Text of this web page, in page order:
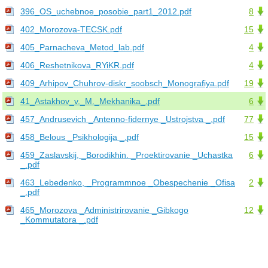
8
396_OS_uchebnoe_posobie_part1_2012.pdf
15
402_Morozova-TECSK.pdf
4
405_Parnacheva_Metod_lab.pdf
4
406_Reshetnikova_RYiKR.pdf
19
409_Arhipov_Chuhrov-diskr_soobsch_Monografiya.pdf
6
41_Astakhov_v._M._Mekhanika_.pdf
77
457_Andrusevich _Antenno-fidernye _Ustrojstva _.pdf
15
458_Belous _Psikhologija _.pdf
6
459_Zaslavskij, _Borodikhin. _Proektirovanie _Uchastka
_.pdf
2
463_Lebedenko, _Programmnoe _Obespechenie _Ofisa
_.pdf
12
465_Morozova _Administrirovanie _Gibkogo
_Kommutatora _.pdf